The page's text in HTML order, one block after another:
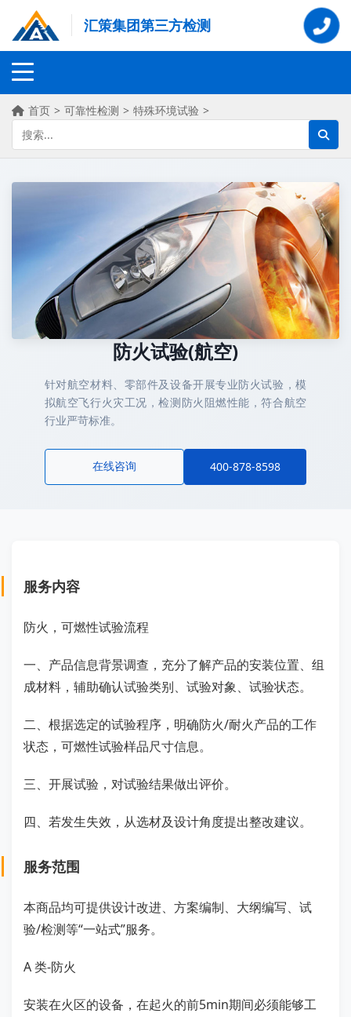
汇策集团第三方检测
首页 > 可靠性检测 > 特殊环境试验 >
防火试验(航空)
针对航空材料、零部件及设备开展专业防火试验，模
拟航空飞行火灾工况，检测防火阻燃性能，符合航空
行业严苛标准。
在线咨询 400-878-8598
服务内容
防火，可燃性试验流程
一、产品信息背景调查，充分了解产品的安装位置、组
成材料，辅助确认试验类别、试验对象、试验状态。
二、根据选定的试验程序，明确防火/耐火产品的工作
状态，可燃性试验样品尺寸信息。
三、开展试验，对试验结果做出评价。
四、若发生失效，从选材及设计角度提出整改建议。
服务范围
本商品均可提供设计改进、方案编制、大纲编写、试
验/检测等“一站式”服务。
A 类-防火
安装在火区的设备，在起火的前5min期间必须能够工